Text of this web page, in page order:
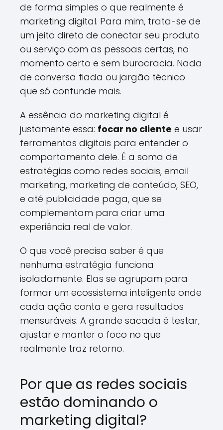
de forma simples o que realmente é
marketing digital. Para mim, trata-se de
um jeito direto de conectar seu produto
ou serviço com as pessoas certas, no
momento certo e sem burocracia. Nada
de conversa fiada ou jargão técnico
que só confunde mais.
A essência do marketing digital é
justamente essa: focar no cliente e usar
ferramentas digitais para entender o
comportamento dele. É a soma de
estratégias como redes sociais, email
marketing, marketing de conteúdo, SEO,
e até publicidade paga, que se
complementam para criar uma
experiência real de valor.
O que você precisa saber é que
nenhuma estratégia funciona
isoladamente. Elas se agrupam para
formar um ecossistema inteligente onde
cada ação conta e gera resultados
mensuráveis. A grande sacada é testar,
ajustar e manter o foco no que
realmente traz retorno.
Por que as redes sociais
estão dominando o
marketing digital?